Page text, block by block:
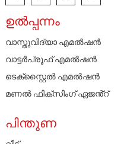
ഉൽപ്പന്നം
വാസ്തുവിദ്യാ എമൽഷൻ
വാട്ടർപ്രൂഫ് എമൽഷൻ
ടെക്സ്റ്റൈൽ എമൽഷൻ
മണൽ ഫിക്സിംഗ് ഏജൻ്റ്
പിന്തുണ